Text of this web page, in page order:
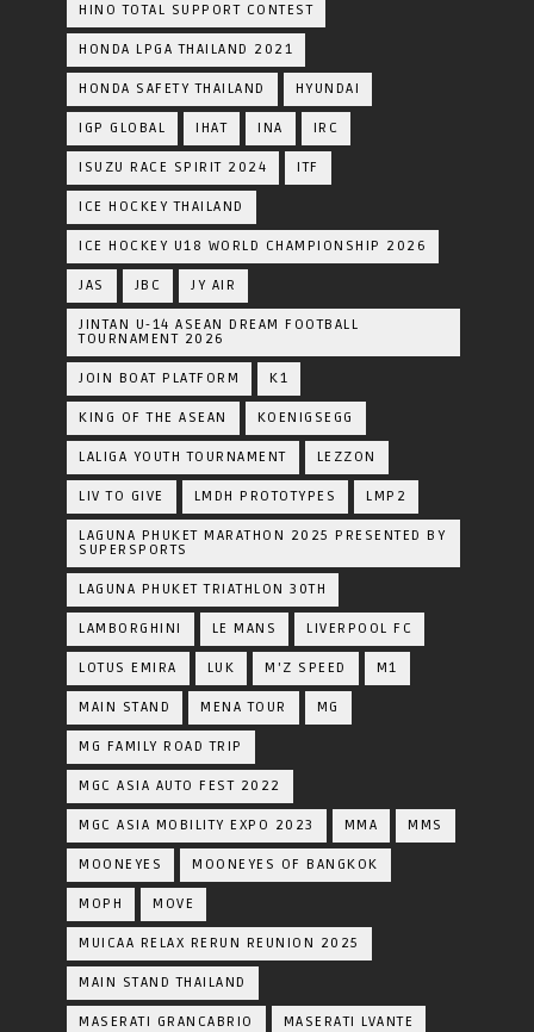
HINO TOTAL SUPPORT CONTEST
HONDA LPGA THAILAND 2021
HONDA SAFETY THAILAND HYUNDAI
IGP GLOBAL IHAT INA IRC
ISUZU RACE SPIRIT 2024 ITF
ICE HOCKEY THAILAND
ICE HOCKEY U18 WORLD CHAMPIONSHIP 2026
JAS JBC JY AIR
JINTAN U-14 ASEAN DREAM FOOTBALL
TOURNAMENT 2026
JOIN BOAT PLATFORM K1
KING OF THE ASEAN KOENIGSEGG
LALIGA YOUTH TOURNAMENT LEZZON
LIV TO GIVE LMDH PROTOTYPES LMP2
LAGUNA PHUKET MARATHON 2025 PRESENTED BY
SUPERSPORTS
LAGUNA PHUKET TRIATHLON 30TH
LAMBORGHINI LE MANS LIVERPOOL FC
LOTUS EMIRA LUK M'Z SPEED M1
MAIN STAND MENA TOUR MG
MG FAMILY ROAD TRIP
MGC ASIA AUTO FEST 2022
MGC ASIA MOBILITY EXPO 2023 MMA MMS
MOONEYES MOONEYES OF BANGKOK
MOPH MOVE
MUICAA RELAX RERUN REUNION 2025
MAIN STAND THAILAND
MASERATI GRANCABRIO MASERATI LVANTE